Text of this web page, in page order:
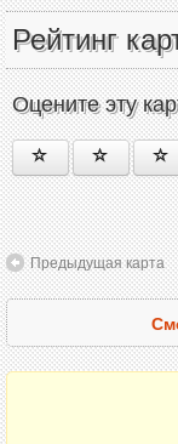
Рейтинг
Оцените эту
Предыдущая карта